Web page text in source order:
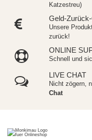
Katzestreu)
Geld-
Unsere
zurück!
ONLINE
Schnell und
LIVE CHAT
Nicht zögern,
Chat